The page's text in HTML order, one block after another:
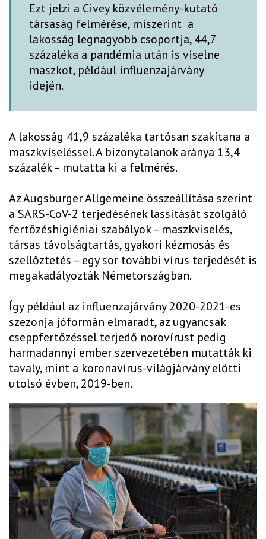
Ezt jelzi a Civey közvélemény-kutató
társaság felmérése, miszerint a
lakosság legnagyobb csoportja, 44,7
százaléka a pandémia után is viselne
maszkot, például influenzajárvány
idején.
A lakosság 41,9 százaléka tartósan szakítana a
maszkviseléssel. A bizonytalanok aránya 13,4
százalék – mutatta ki a felmérés.
Az Augsburger Allgemeine összeállítása szerint
a SARS-CoV-2 terjedésének lassítását szolgáló
fertőzéshigiéniai szabályok – maszkviselés,
társas távolságtartás, gyakori kézmosás és
szellőztetés – egy sor további vírus terjedését is
megakadályozták Németországban.
Így például az influenzajárvány 2020-2021-es
szezonja jóformán elmaradt, az ugyancsak
cseppfertőzéssel terjedő norovírust pedig
harmadannyi ember szervezetében mutatták ki
tavaly, mint a koronavírus-világjárvány előtti
utolsó évben, 2019-ben.